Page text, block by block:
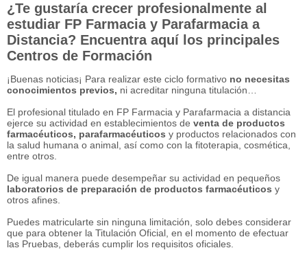
¿Te gustaría crecer profesionalmente al
estudiar FP Farmacia y Parafarmacia a
Distancia? Encuentra aquí los principales
Centros de Formación
¡Buenas noticias¡ Para realizar este ciclo formativo no necesitas
conocimientos previos, ni acreditar ninguna titulación…
El profesional titulado en FP Farmacia y Parafarmacia a distancia
ejerce su actividad en establecimientos de venta de productos
farmacéuticos, parafarmacéuticos y productos relacionados con
la salud humana o animal, así como con la fitoterapia, cosmética,
entre otros.
De igual manera puede desempeñar su actividad en pequeños
laboratorios de preparación de productos farmacéuticos y
otros afines.
Puedes matricularte sin ninguna limitación, solo debes considerar
que para obtener la Titulación Oficial, en el momento de efectuar
las Pruebas, deberás cumplir los requisitos oficiales.